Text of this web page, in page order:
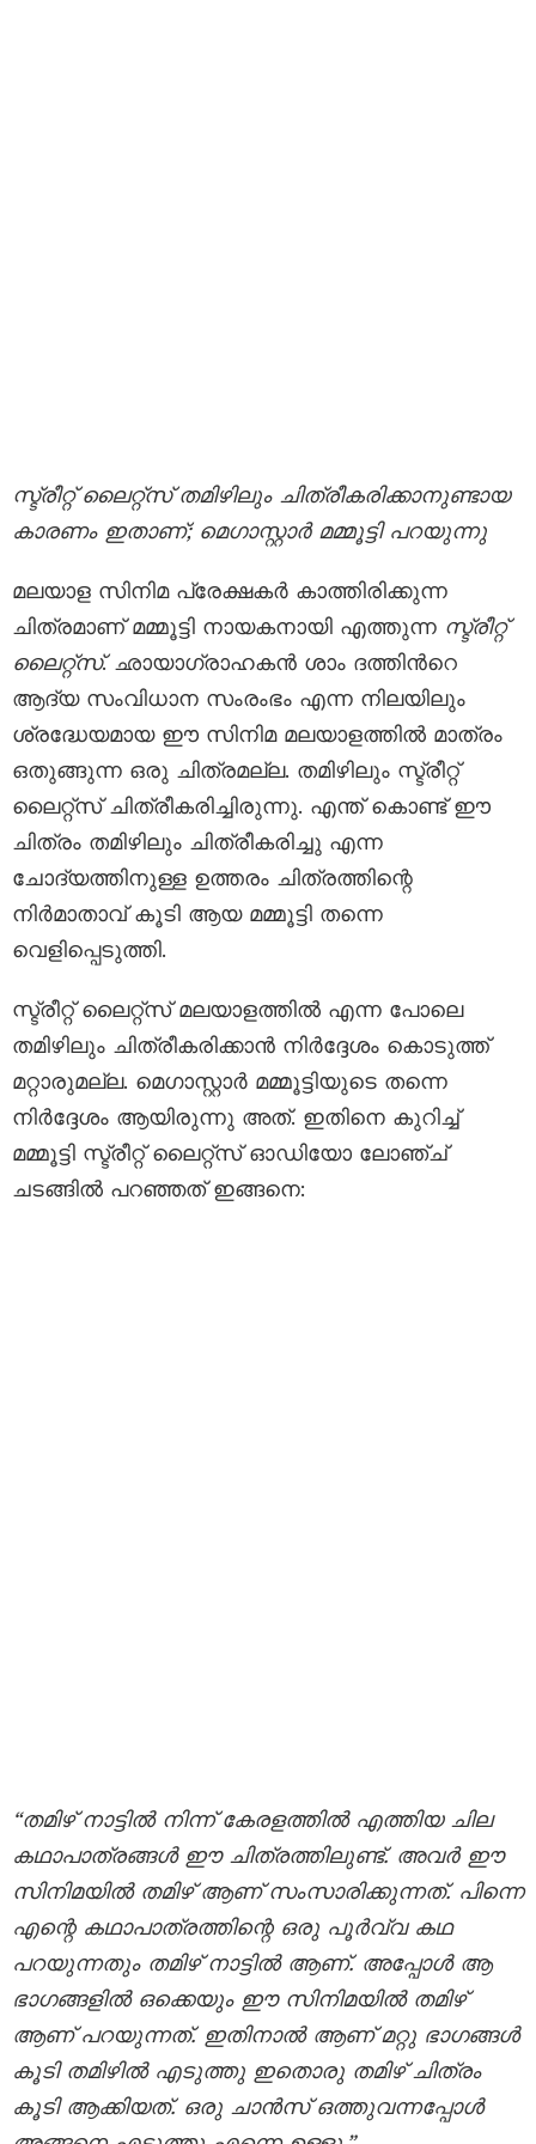
സ്ട്രീറ്റ് ലൈറ്റ്സ് തമിഴിലും ചിത്രീകരിക്കാനുണ്ടായ
കാരണം ഇതാണ്; മെഗാസ്റ്റാർ മമ്മൂട്ടി പറയുന്നു
മലയാള സിനിമ പ്രേക്ഷകർ കാത്തിരിക്കുന്ന
ചിത്രമാണ് മമ്മൂട്ടി നായകനായി എത്തുന്ന സ്ട്രീറ്റ്
ലൈറ്റ്സ്. ഛായാഗ്രാഹകൻ ശാം ദത്തിന്‍റെ
ആദ്യ സംവിധാന സംരംഭം എന്ന നിലയിലും
ശ്രദ്ധേയമായ ഈ സിനിമ മലയാളത്തിൽ മാത്രം
ഒതുങ്ങുന്ന ഒരു ചിത്രമല്ല. തമിഴിലും സ്ട്രീറ്റ്
ലൈറ്റ്സ് ചിത്രീകരിച്ചിരുന്നു. എന്ത് കൊണ്ട് ഈ
ചിത്രം തമിഴിലും ചിത്രീകരിച്ചു എന്ന
ചോദ്യത്തിനുള്ള ഉത്തരം ചിത്രത്തിന്റെ
നിർമാതാവ് കൂടി ആയ മമ്മൂട്ടി തന്നെ
വെളിപ്പെടുത്തി.
സ്ട്രീറ്റ് ലൈറ്റ്സ് മലയാളത്തിൽ എന്ന പോലെ
തമിഴിലും ചിത്രീകരിക്കാൻ നിർദ്ദേശം കൊടുത്ത്
മറ്റാരുമല്ല. മെഗാസ്റ്റാർ മമ്മൂട്ടിയുടെ തന്നെ
നിർദ്ദേശം ആയിരുന്നു അത്. ഇതിനെ കുറിച്ച്
മമ്മൂട്ടി സ്ട്രീറ്റ് ലൈറ്റ്സ് ഓഡിയോ ലോഞ്ച്
ചടങ്ങിൽ പറഞ്ഞത് ഇങ്ങനെ:
“തമിഴ് നാട്ടിൽ നിന്ന് കേരളത്തിൽ എത്തിയ ചില
കഥാപാത്രങ്ങൾ ഈ ചിത്രത്തിലുണ്ട്. അവർ ഈ
സിനിമയിൽ തമിഴ് ആണ് സംസാരിക്കുന്നത്. പിന്നെ
എന്റെ കഥാപാത്രത്തിന്റെ ഒരു പൂർവ്വ കഥ
പറയുന്നതും തമിഴ് നാട്ടിൽ ആണ്. അപ്പോൾ ആ
ഭാഗങ്ങളിൽ ഒക്കെയും ഈ സിനിമയിൽ തമിഴ്
ആണ് പറയുന്നത്. ഇതിനാൽ ആണ് മറ്റു ഭാഗങ്ങൾ
കൂടി തമിഴിൽ എടുത്തു ഇതൊരു തമിഴ് ചിത്രം
കൂടി ആക്കിയത്. ഒരു ചാൻസ് ഒത്തുവന്നപ്പോൾ